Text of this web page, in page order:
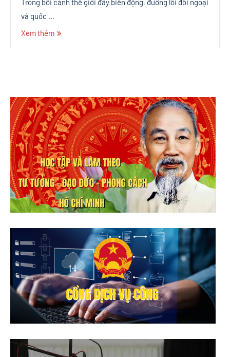
Trong bối cảnh thế giới đầy biến động, đường lối đối ngoại
và quốc …
Xem thêm